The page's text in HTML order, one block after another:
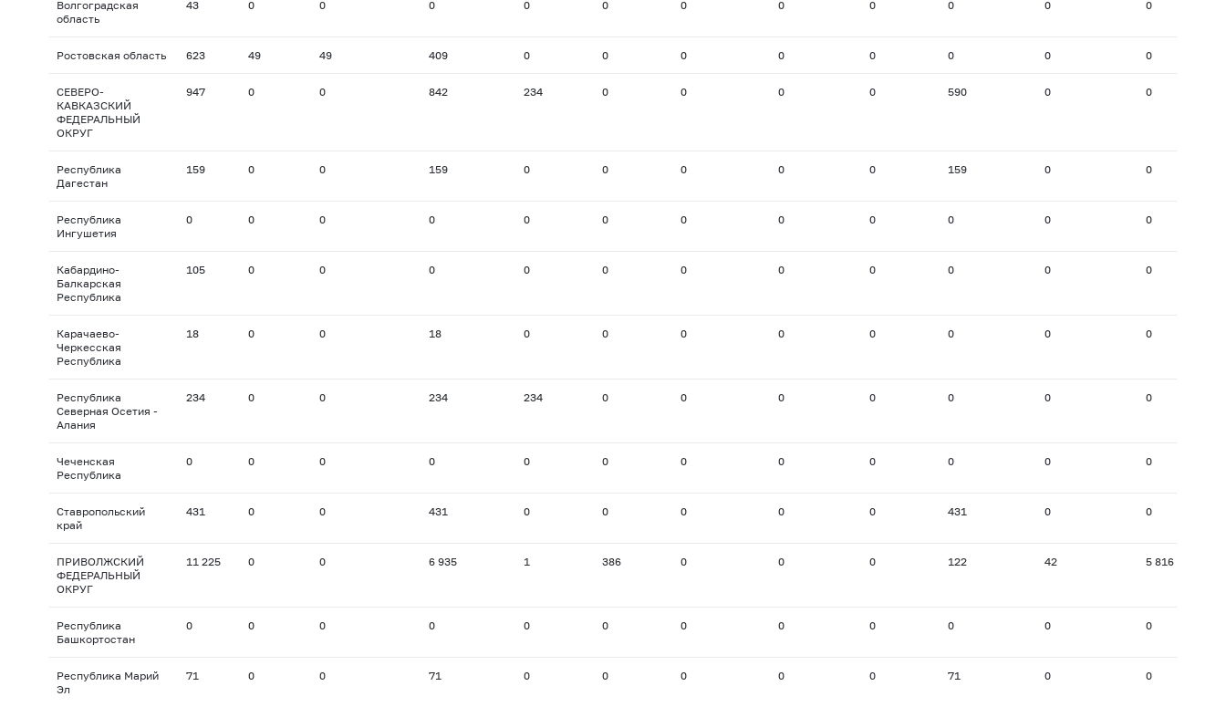
Волгоградская
область
43 0 0 0 0 0 0 0 0 0 0 0
Ростовская область 623 49 49 409 0 0 0 0 0 0 0 0
СЕВЕРО-
КАВКАЗСКИЙ
ФЕДЕРАЛЬНЫЙ
ОКРУГ
947 0 0 842 234 0 0 0 0 590 0 0
Республика
Дагестан
159 0 0 159 0 0 0 0 0 159 0 0
Республика
Ингушетия
0 0 0 0 0 0 0 0 0 0 0 0
Кабардино-
Балкарская
Республика
105 0 0 0 0 0 0 0 0 0 0 0
Карачаево-
Черкесская
Республика
18 0 0 18 0 0 0 0 0 0 0 0
Республика
Северная Осетия -
Алания
234 0 0 234 234 0 0 0 0 0 0 0
Чеченская
Республика
0 0 0 0 0 0 0 0 0 0 0 0
Ставропольский
край
431 0 0 431 0 0 0 0 0 431 0 0
ПРИВОЛЖСКИЙ
ФЕДЕРАЛЬНЫЙ
ОКРУГ
11 225 0 0 6 935 1 386 0 0 0 122 42 5 816
Республика
Башкортостан
0 0 0 0 0 0 0 0 0 0 0 0
Республика Марий
Эл
71 0 0 71 0 0 0 0 0 71 0 0